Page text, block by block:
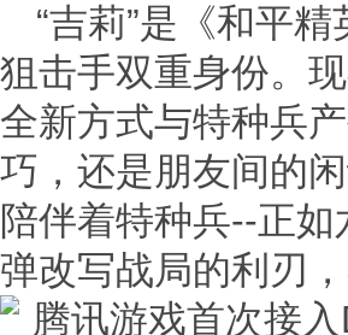
“吉莉”是《和平
狙击手双重身份。
全新方式与特种兵
巧，还是朋友间的
陪伴着特种兵--正
弹改写战局的利刃